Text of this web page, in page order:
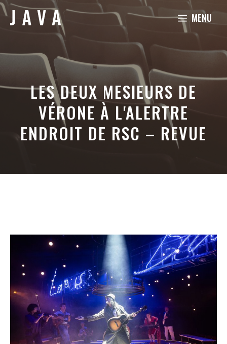
Aller
MENU
LES DEUX MESIEURS DE
VÉRONE À L'ALERTRE
ENDROIT DE RSC – REVUE